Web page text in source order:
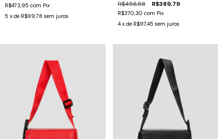
R$473,95 com Pix
5 x de R$99,78 sem juros
R$458,58 R$389,79
R$370,30 com Pix
4 x de R$97,45 sem juros